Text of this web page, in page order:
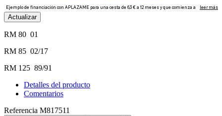
RM 80 01
RM 85 02/17
RM 125 89/91
Detalles del producto
Comentarios
Referencia M817511